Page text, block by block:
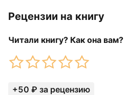
Рецензии на книгу
Читали книгу? Как она вам?
+50 ₽ за рецензию